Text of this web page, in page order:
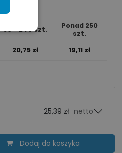
50 - 249 szt.
Ponad 250
szt.
20,75 zł 19,11 zł
25,39 zł netto
Dodaj do koszyka